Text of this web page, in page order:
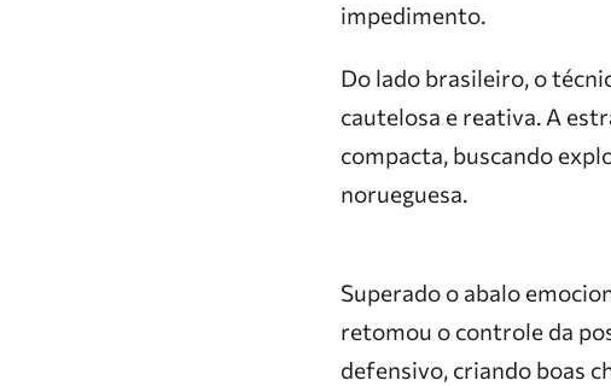
impedimento.
Do lado brasileiro, o
cautelosa e reativa. A
compacta, buscando
norueguesa.
Superado o abalo
retomou o controle da
defensivo, criando boas